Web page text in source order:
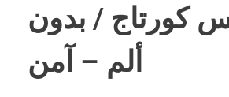
كورتاج / بدون
ألم – آمن